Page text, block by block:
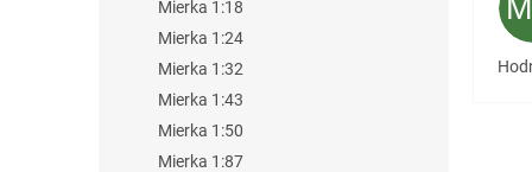
Mierka 1:18
Mierka 1:24
Mierka 1:32
Mierka 1:43
Mierka 1:50
Mierka 1:87